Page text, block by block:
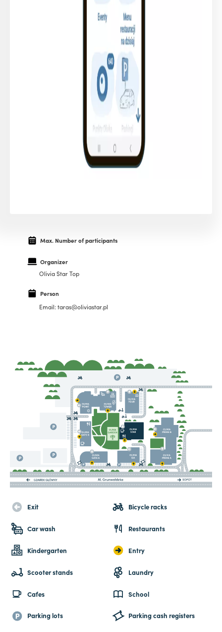
Max. Number of participants
Organizer
Olivia Star Top
Person
Email: taras@oliviastar.pl
Exit Bicycle racks
Car wash Restaurants
Kindergarten Entry
Scooter stands Laundry
Cafes School
Parking lots Parking cash registers